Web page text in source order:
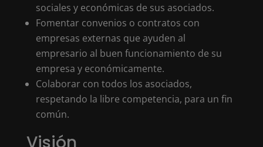
sociales y económicas de sus asociados.
Fomentar convenios o contratos con
empresas externas que ayuden al
empresario al buen funcionamiento de su
empresa y económicamente.
Colaborar con todos los asociados,
respetando la libre competencia, para un fin
común.